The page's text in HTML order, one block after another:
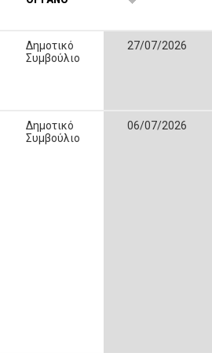
Δημοτικό
Συμβούλιο
27/07/2026
Δημοτικό
Συμβούλιο
06/07/2026